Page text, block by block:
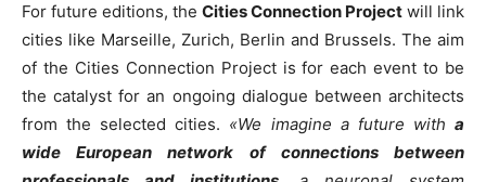
For future editions, the Cities Connection Project will link
cities like Marseille, Zurich, Berlin and Brussels. The aim
of the Cities Connection Project is for each event to be
the catalyst for an ongoing dialogue between architects
from the selected cities. «We imagine a future witha
wide European network of connections between